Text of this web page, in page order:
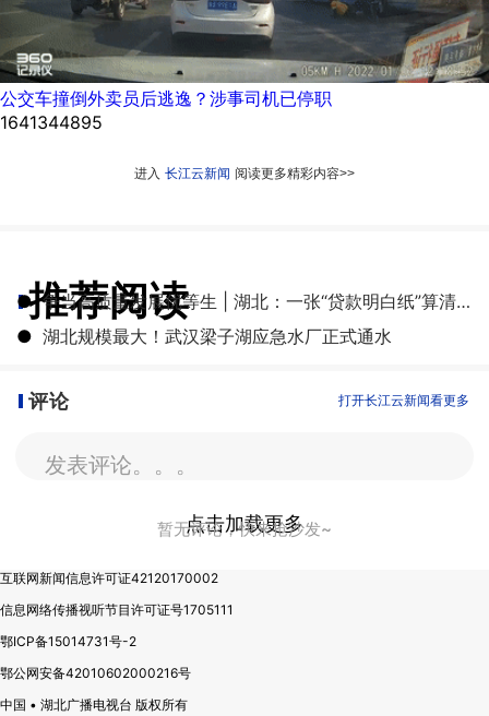
公交车撞倒外卖员后逃逸？涉事司机已停职
1641344895
进入 长江云新闻 阅读更多精彩内容>>
推荐阅读
●
争当高质量发展优等生 | 湖北：一张“贷款明白纸”算清融资成本账
● 湖北规模最大！武汉梁子湖应急水厂正式通水
评论 打开长江云新闻看更多
发表评论。。。
暂无评论，快来抢沙发~
点击加载更多
互联网新闻信息许可证42120170002
信息网络传播视听节目许可证号1705111
鄂ICP备15014731号-2
鄂公网安备42010602000216号
中国 • 湖北广播电视台 版权所有